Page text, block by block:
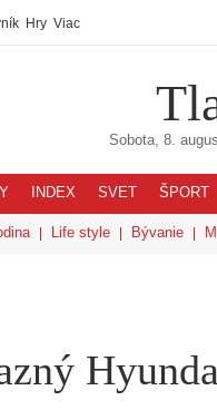
Hry Viac
Sobota, 8.
INDEX SVET ŠPORT
Life style Bývanie